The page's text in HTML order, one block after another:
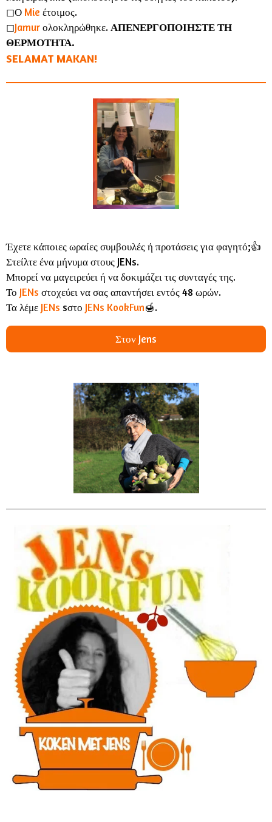
◻︎Ο Mie έτοιμος.
◻︎Jamur ολοκληρώθηκε. ΑΠΕΝΕΡΓΟΠΟΙΗΣΤΕ ΤΗ
ΘΕΡΜΟΤΗΤΑ.
SELAMAT MAKAN!
Έχετε κάποιες ωραίες συμβουλές ή προτάσεις για φαγητό;👍
Στείλτε ένα μήνυμα στους JENs.
Μπορεί να μαγειρεύει ή να δοκιμάζει τις συνταγές της.
Το JENs στοχεύει να σας απαντήσει εντός 48 ωρών.
Τα λέμε JENs sστο JENs KookFun🍯.
Στον Jens